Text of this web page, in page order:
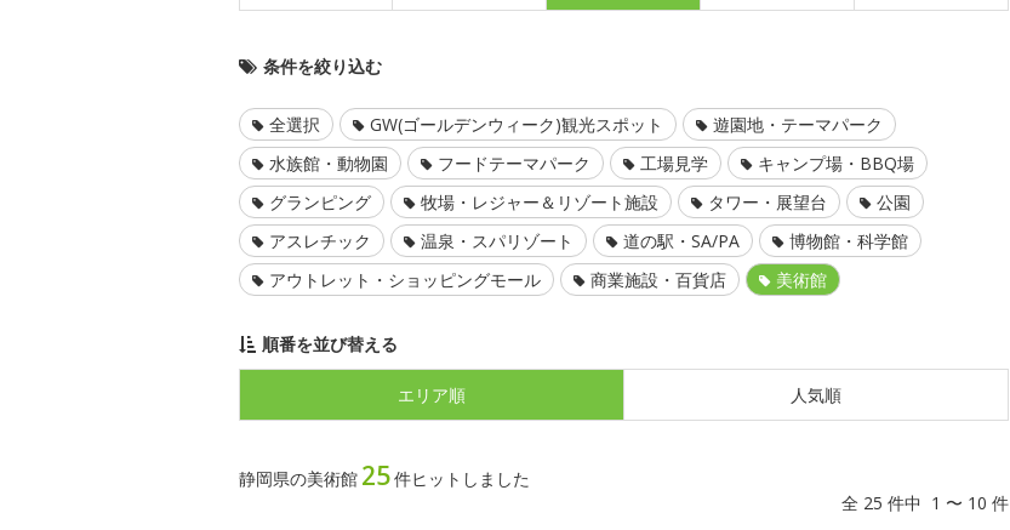
条件を絞り込む
全選択 GW(ゴールデンウィーク)観光スポット
遊園地・テーマパーク
水族館・動物園
フードテーマパーク 工場見学
キャンプ場・BBQ場
グランピング
牧場・レジャー＆リゾート施設 タワー・展望台
公園
アスレチック
温泉・スパリゾート 道の駅・SA/PA
博物館・科学館
アウトレット・ショッピングモール
商業施設・百貨店 美術館
順番を並び替える
エリア順 人気順
静岡県の美術館 25件ヒットしました
全 25 件中 1 〜 10 件